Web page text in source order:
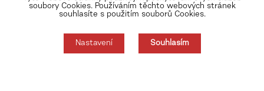
Zásady zpracování osobních údajů
Nastavení cookies
soubory Cookies. Používáním těchto webových stránek
souhlasíte s použitím souborů Cookies.
Nastavení Souhlasím